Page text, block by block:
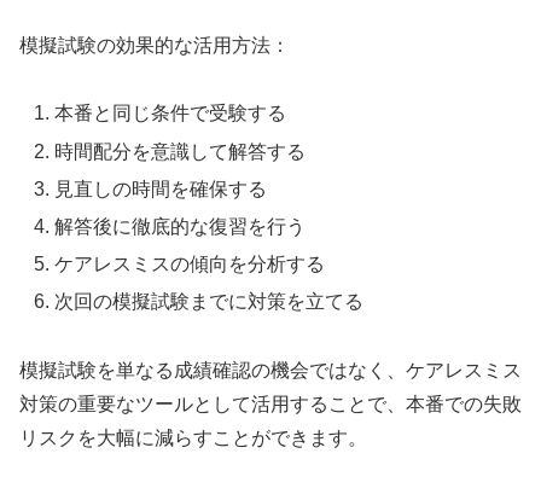
模擬試験の効果的な活用方法：
本番と同じ条件で受験する
時間配分を意識して解答する
見直しの時間を確保する
解答後に徹底的な復習を行う
ケアレスミスの傾向を分析する
次回の模擬試験までに対策を立てる
模擬試験を単なる成績確認の機会ではなく、ケアレスミス
対策の重要なツールとして活用することで、本番での失敗
リスクを大幅に減らすことができます。